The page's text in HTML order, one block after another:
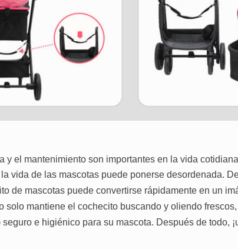
y el mantenimiento son importantes en la vida cotidiana
vida de las mascotas puede ponerse desordenada.
de mascotas puede convertirse rápidamente en un
solo mantiene el cochecito buscando y oliendo
e higiénico para su mascota. Después de todo,